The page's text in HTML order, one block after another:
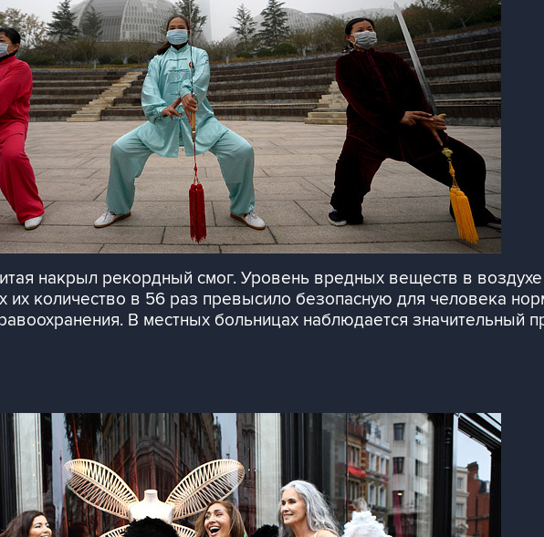
накрыл рекордный смог. Уровень вредных веществ в
их количество в 56 раз превысило безопасную для человека
В местных больницах наблюдается значительный